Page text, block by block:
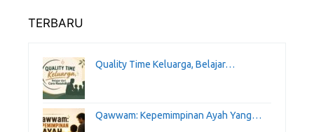
TERBARU
Quality Time Keluarga, Belajar…
Qawwam: Kepemimpinan Ayah Yang…